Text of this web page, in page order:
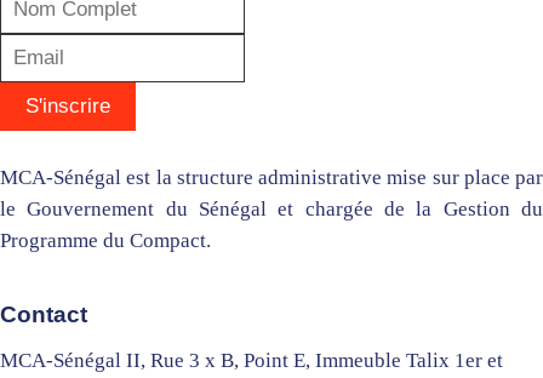
MCA-Sénégal est la structure administrative mise sur place par
le Gouvernement du Sénégal et chargée de la Gestion du
Programme du Compact.
Contact
MCA-Sénégal II, Rue 3 x B, Point E, Immeuble Talix 1er et